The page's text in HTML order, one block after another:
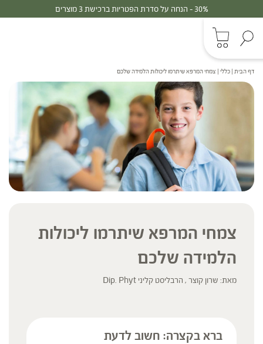
30% - הנחה על סדרת הפטריות ברכישת 3 מוצרים
דף הבית | כללי | צמחי המרפא שיתרמו ליכולות הלמידה שלכם
צמחי המרפא שיתרמו ליכולות
הלמידה שלכם
מאת: שרון קוצר , הרבליסט קליני Dip. Phyt
ברא בקצרה: חשוב לדעת